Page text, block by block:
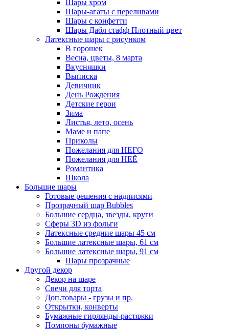
Шары хром
Шары-агаты с переливами
Шары с конфетти
Шары Дабл стафф Плотный цвет
Латексные шары с рисунком
В горошек
Весна, цветы, 8 марта
Вкусняшки
Выписка
Девичник
День Рождения
Детские герои
Зима
Листья, лето, осень
Маме и папе
Приколы
Пожелания для НЕГО
Пожелания для НЕЁ
Романтика
Школа
Большие шары
Готовые решения с надписями
Прозрачный шар Bubbles
Большие сердца, звезды, круги
Сферы 3D из фольги
Латексные средние шары 45 см
Большие латексные шары, 61 см
Большие латексные шары, 91 см
Шары прозрачные
Другой декор
Декор на шаре
Свечи для торта
Доп.товары - грузы и пр.
Открытки, конверты
Бумажные гирлянды-растяжки
Помпоны бумажные